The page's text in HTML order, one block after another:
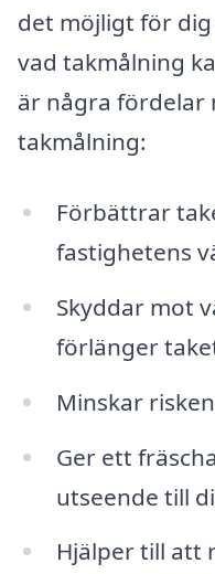
det möjligt för
vad takmålning
är några fördelar
takmålning:
Förbättrar
fastighetens
Skyddar mot
förlänger
Minskar
Ger ett
utseende till
Hjälper till att